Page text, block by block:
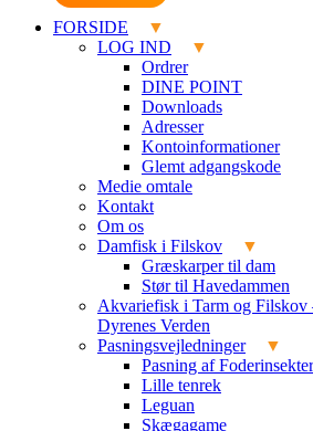
FORSIDE
LOG IND
Ordrer
DINE POINT
Downloads
Adresser
Kontoinformationer
Glemt adgangskode
Medie omtale
Kontakt
Om os
Damfisk i Filskov
Græskarper til dam
Stør til Havedammen
Akvariefisk i Tarm og Filskov
Dyrenes Verden
Pasningsvejledninger
Pasning af Foderinsekter
Lille tenrek
Leguan
Skægagame